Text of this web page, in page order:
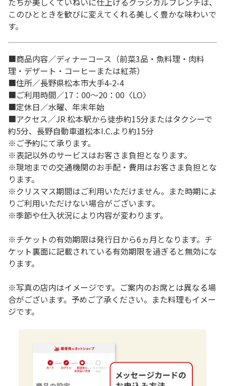
このひとときを歓びに変えてくれる美しく豊かな味わいで
す。
■商品内容／ディナーコース（前菜3品・魚料理・肉料
理・デザート・コーヒーまたは紅茶）
■住所／長野県松本市大手4-2-4
■ご利用時間／17：00～20：00〈LO〉
■定休日／水曜、年末年始
■アクセス／JR 松本駅から徒歩約15分またはタクシーで
約5分、長野自動車道松本I.C.より約15分
※ご予約にて承ります。
※表記以外のサービスはお客さま負担となります。
※現地までの交通機関のお手配・費用はお客さま負担とな
ります。
※クリスマス期間はご利用いただけません。また時期によ
りご利用いただけない場合がございます。
※季節や仕入状況により内容が変わります。
※チケットの有効期限は発行日から6ヵ月となります。チ
ケット裏面に記載されている有効期限を過ぎると無効にな
ります。
※写真の店内はイメージです。ご案内のお席とは異なる場
合がございます。予めご了承ください。また料理もイメー
ジです。